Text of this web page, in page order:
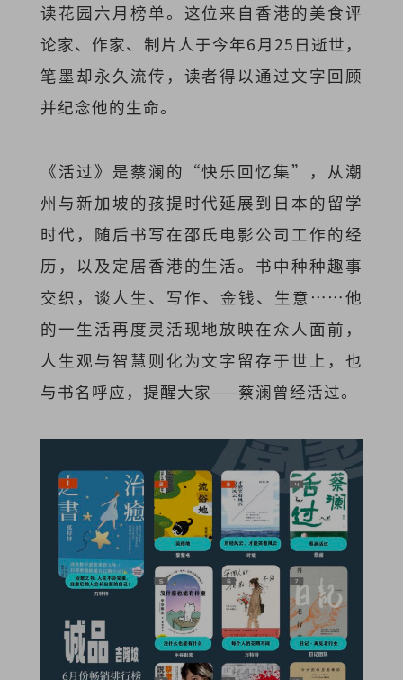
读花园六月榜单。这位来自香港的美食评
论家、作家、制片人于今年6月25日逝世，
笔墨却永久流传，读者得以通过文字回顾
并纪念他的生命。
《活过》是蔡澜的“快乐回忆集”，从潮
州与新加坡的孩提时代延展到日本的留学
时代，随后书写在邵氏电影公司工作的经
历，以及定居香港的生活。书中种种趣事
交织，谈人生、写作、金钱、生意……他
的一生活再度灵活现地放映在众人面前，
人生观与智慧则化为文字留存于世上，也
与书名呼应，提醒大家——蔡澜曾经活过。